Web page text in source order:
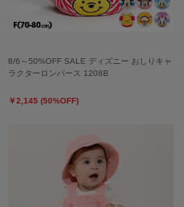
8/6～50%OFF SALE ディズニー おしりキャ
ラクターロンパース 1208B
￥2,145 (50%OFF)